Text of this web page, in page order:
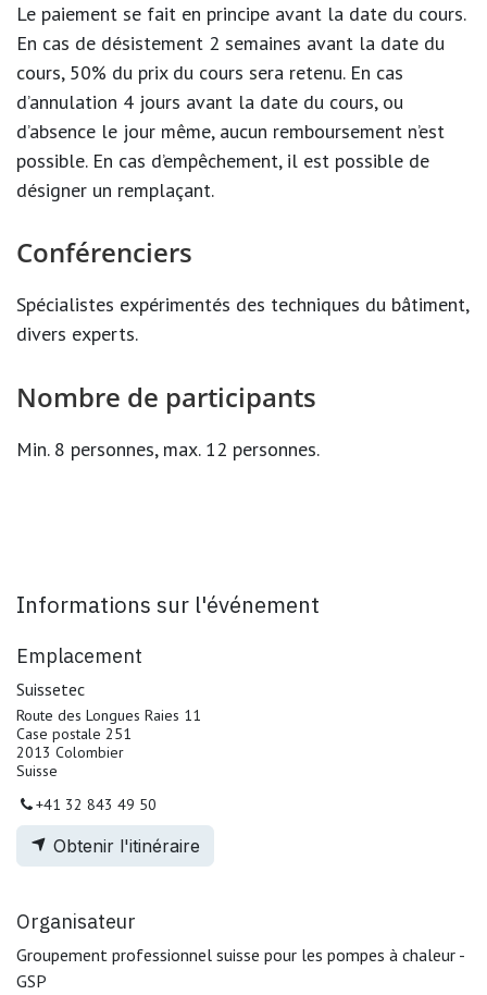
Le paiement se fait en principe avant la date du cours.
En cas de désistement 2 semaines avant la date du
cours, 50% du prix du cours sera retenu. En cas
d’annulation 4 jours avant la date du cours, ou
d’absence le jour même, aucun remboursement n’est
possible. En cas d’empêchement, il est possible de
désigner un remplaçant.
Conférenciers
Spécialistes expérimentés des techniques du bâtiment,
divers experts.
Nombre de participants
Min. 8 personnes, max. 12 personnes.
Informations sur l'événement
Emplacement
Suissetec
Route des Longues Raies 11
Case postale 251
2013 Colombier
Suisse
+41 32 843 49 50
Obtenir l'itinéraire
Organisateur
Groupement professionnel suisse pour les pompes à chaleur -
GSP